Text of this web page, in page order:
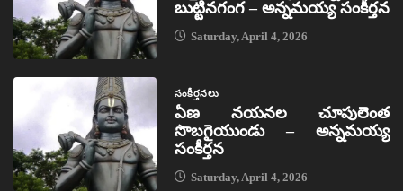
బుట్టినగంగ – అన్నమయ్య సంకీర్తన
Saturday, April 4, 2026
సంకీర్తనలు
ఏణ నయనల చూపులెంత
సొబగైయుండు – అన్నమయ్య
సంకీర్తన
Saturday, April 4, 2026